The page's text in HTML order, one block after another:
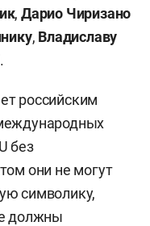
,Дарио Чиризано
, Владиславу
.
российским
без
они не могут
символику,
должны